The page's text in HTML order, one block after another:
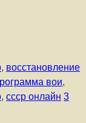
, восстановление
вои,
, ссср онлайн 3